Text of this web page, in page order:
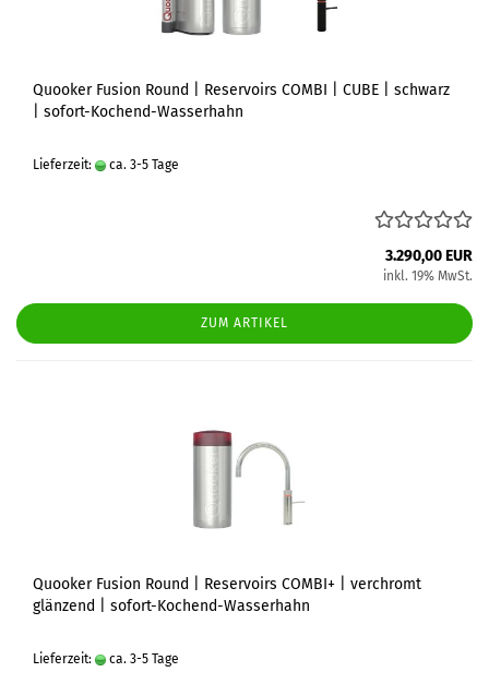
Quooker Fusion Round | Reservoirs COMBI | CUBE | schwarz
| sofort-Kochend-Wasserhahn
Lieferzeit: ca. 3-5 Tage
3.290,00 EUR
inkl. 19% MwSt.
ZUM ARTIKEL
Quooker Fusion Round | Reservoirs COMBI+ | verchromt
glänzend | sofort-Kochend-Wasserhahn
Lieferzeit: ca. 3-5 Tage